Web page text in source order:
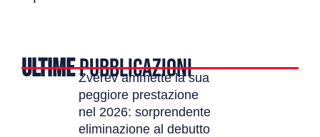
ULTIMEPUBBLICAZIONI
Zverev ammette la sua
peggiore prestazione
nel 2026: sorprendente
eliminazione al debutto